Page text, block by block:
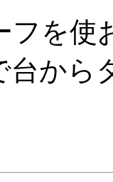
フを使
台から